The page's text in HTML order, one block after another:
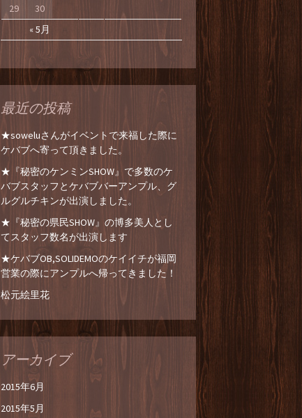
« 5月
29
30
最近の投稿
★soweluさんがイベントで来福した際に
ケバブへ寄って頂きました。
★『秘密のケンミンSHOW』で多数のケ
バブスタッフとケバブバーアンプル、グ
ルグルチキンが出演しました。
★『秘密の県民SHOW』の博多美人とし
てスタッフ数名が出演します
★ケバブOB,SOLIDEMOのケイイチが福岡
営業の際にアンプルへ帰ってきました！
松元絵里花
アーカイブ
2015年6月
2015年5月